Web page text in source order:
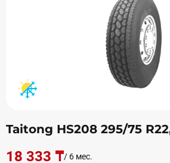
Taitong HS208 295/75
18 333 ₸/ 6 мес.